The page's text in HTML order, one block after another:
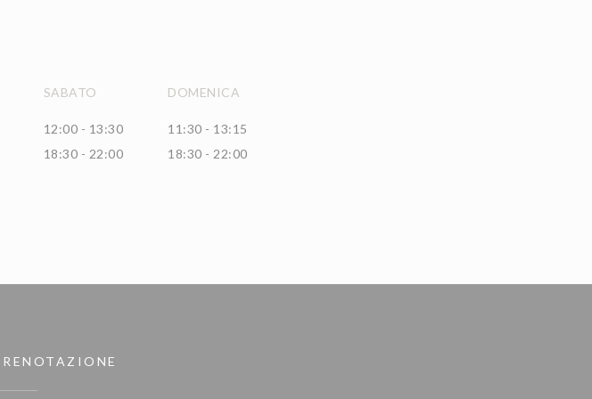
SABATO
12:00 - 13:30
18:30 - 22:00
DOMENICA
11:30 - 13:15
18:30 - 22:00